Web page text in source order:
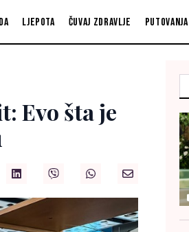
Ljepota Čuvaj zdravlje Putovanja
Evo šta je